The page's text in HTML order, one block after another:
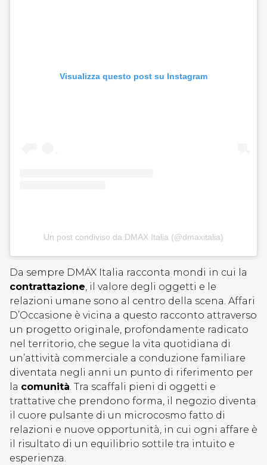
Visualizza questo post su Instagram
Un post condiviso da DMAX Italia (@dmaxitalia)
Da sempre DMAX Italia racconta mondi in cui la
contrattazione, il valore degli oggetti e le
relazioni umane sono al centro della scena. Affari
D’Occasione è vicina a questo racconto attraverso
un progetto originale, profondamente radicato
nel territorio, che segue la vita quotidiana di
un’attività commerciale a conduzione familiare
diventata negli anni un punto di riferimento per
la comunità. Tra scaffali pieni di oggetti e
trattative che prendono forma, il negozio diventa
il cuore pulsante di un microcosmo fatto di
relazioni e nuove opportunità, in cui ogni affare è
il risultato di un equilibrio sottile tra intuito e
esperienza.